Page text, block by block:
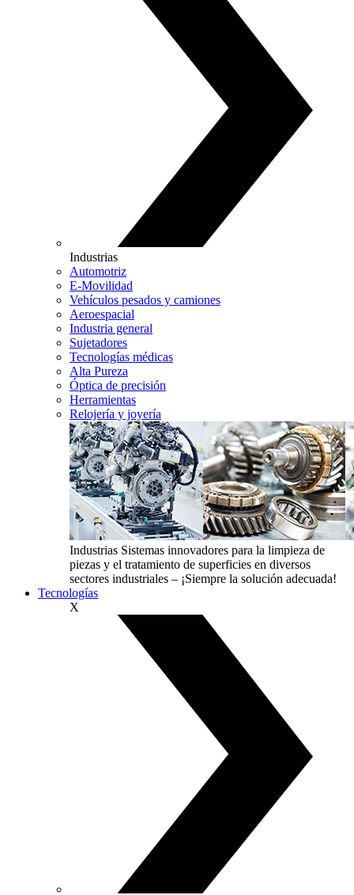
Industrias
Automotriz
E-Movilidad
Vehículos pesados y camiones
Aeroespacial
Industria general
Sujetadores
Tecnologías médicas
Alta Pureza
Óptica de precisión
Herramientas
Relojería y joyería
Industrias Sistemas innovadores para la limpieza de
piezas y el tratamiento de superficies en diversos
sectores industriales – ¡Siempre la solución adecuada!
Tecnologías
X